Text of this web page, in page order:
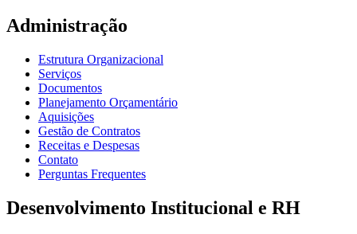
Administração
Estrutura Organizacional
Serviços
Documentos
Planejamento Orçamentário
Aquisições
Gestão de Contratos
Receitas e Despesas
Contato
Perguntas Frequentes
Desenvolvimento Institucional e RH